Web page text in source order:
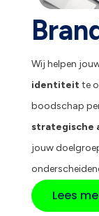
Wij helpen
identiteitte
boodschap
strategische
jouw
Lees